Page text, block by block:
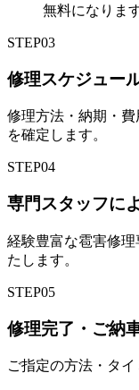
無料になります
STEP03
修理スケジュー
修理方法・納期・
を確定します。
STEP04
専門スタッフに
経験豊富な雹害修
たします。
STEP05
修理完了・ご納
ご指定の方法・タイ